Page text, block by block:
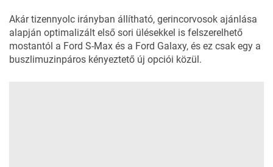
Akár tizennyolc irányban állítható, gerincorvosok ajánlása
alapján optimalizált első sori ülésekkel is felszerelhető
mostantól a Ford S-Max és a Ford Galaxy, és ez csak egy a
buszlimuzinpáros kényeztető új opciói közül.